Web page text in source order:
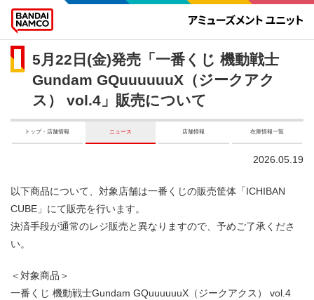
5月22日(金)発売「一番くじ 機動戦士
Gundam GQuuuuuuX（ジークアク
ス） vol.4」販売について
トップ・店舗情報 ニュース 店舗情報 在庫情報一覧
2026.05.19
以下商品について、対象店舗は一番くじの販売筐体「ICHIBAN
CUBE」にて販売を行います。
決済手段が通常のレジ販売と異なりますので、予めご了承くださ
い。
＜対象商品＞
一番くじ 機動戦士Gundam GQuuuuuuX（ジークアクス） vol.4